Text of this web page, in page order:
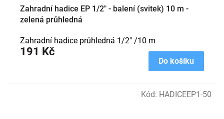
Zahradní hadice EP 1/2" - balení (svitek) 10 m -
zelená průhledná
191 Kč
Do košíku
Zahradní hadice průhledná 1/2" /10 m
Kód: HADICEEP1-50